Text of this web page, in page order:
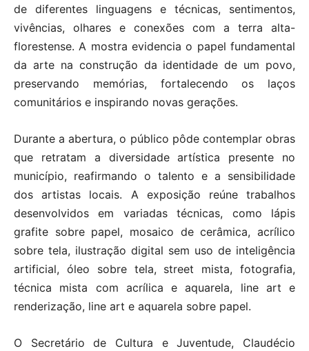
de diferentes linguagens e técnicas, sentimentos,
vivências, olhares e conexões com a terra alta-
florestense. A mostra evidencia o papel fundamental
da arte na construção da identidade de um povo,
preservando memórias, fortalecendo os laços
comunitários e inspirando novas gerações.
Durante a abertura, o público pôde contemplar obras
que retratam a diversidade artística presente no
município, reafirmando o talento e a sensibilidade
dos artistas locais. A exposição reúne trabalhos
desenvolvidos em variadas técnicas, como lápis
grafite sobre papel, mosaico de cerâmica, acrílico
sobre tela, ilustração digital sem uso de inteligência
artificial, óleo sobre tela, street mista, fotografia,
técnica mista com acrílica e aquarela, line art e
renderização, line art e aquarela sobre papel.
O Secretário de Cultura e Juventude, Claudécio